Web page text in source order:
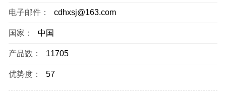
电子邮件： cdhxsj@163.com
国家： 中国
产品数： 11705
优势度： 57